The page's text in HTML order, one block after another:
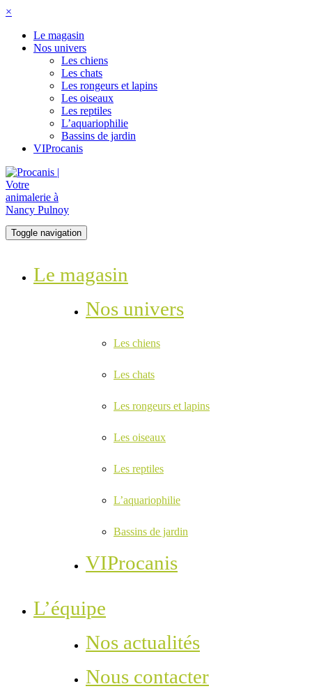
×
Le magasin
Nos univers
Les chiens
Les chats
Les rongeurs et lapins
Les oiseaux
Les reptiles
L’aquariophilie
Bassins de jardin
VIProcanis
Toggle navigation
Le magasin
Nos univers
Les chiens
Les chats
Les rongeurs et lapins
Les oiseaux
Les reptiles
L’aquariophilie
Bassins de jardin
VIProcanis
L’équipe
Nos actualités
Nous contacter